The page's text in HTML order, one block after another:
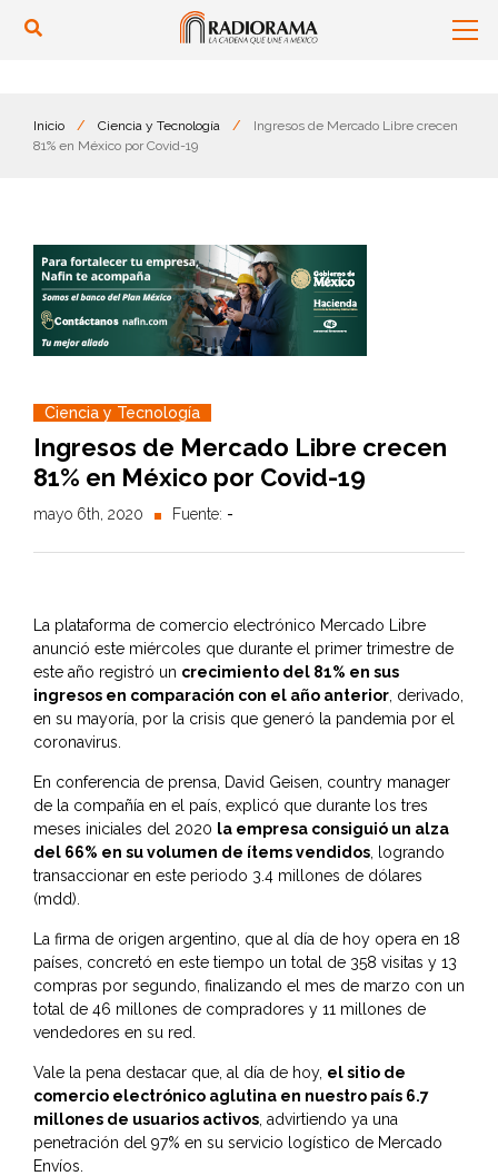
Inicio / Ciencia y Tecnología /
Ingresos de Mercado Libre crecen
81% en México por Covid-19
Ciencia y Tecnología
Ingresos de Mercado Libre crecen
81% en México por Covid-19
mayo 6th, 2020 Fuente: -
La plataforma de comercio electrónico Mercado Libre
anunció este miércoles que durante el primer trimestre de
este año registró un crecimiento del 81% en sus
ingresos en comparación con el año anterior , derivado,
en su mayoría, por la crisis que generó la pandemia por el
coronavirus.
En conferencia de prensa, David Geisen, country manager
de la compañía en el país, explicó que durante los tres
meses iniciales del 2020 la empresa consiguió un alza
del 66% en su volumen de ítems vendidos , logrando
transaccionar en este periodo 3.4 millones de dólares
(mdd).
La firma de origen argentino, que al día de hoy opera en 18
países, concretó en este tiempo un total de 358 visitas y 13
compras por segundo, finalizando el mes de marzo con un
total de 46 millones de compradores y 11 millones de
vendedores en su red.
Vale la pena destacar que, al día de hoy, el sitio de
comercio electrónico aglutina en nuestro país 6.7
millones de usuarios activos , advirtiendo ya una
penetración del 97% en su servicio logístico de Mercado
Envíos.